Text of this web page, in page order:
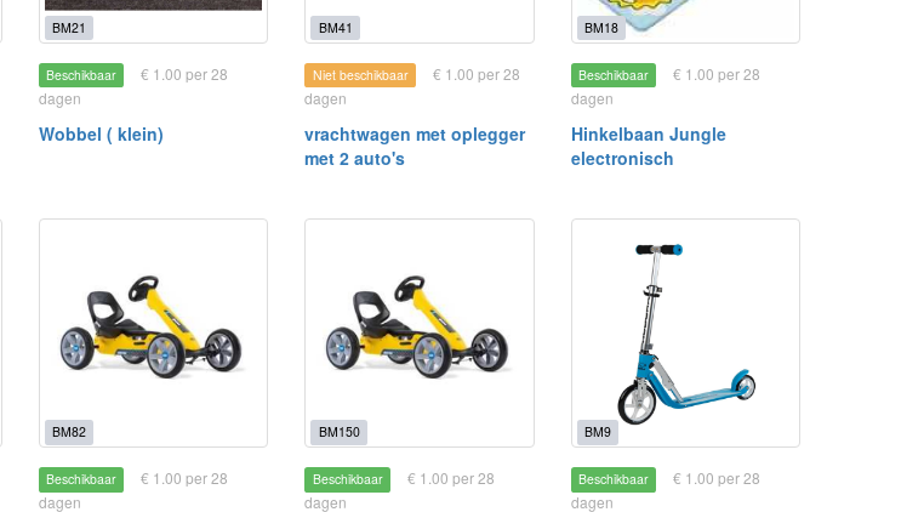
BM21
Beschikbaar
€ 1.00 per 28
dagen
Wobbel ( klein)
BM41
Niet beschikbaar
€ 1.00 per 28
dagen
vrachtwagen met oplegger
met 2 auto's
BM18
Beschikbaar
€ 1.00 per 28
dagen
Hinkelbaan Jungle
electronisch
BM82
Beschikbaar
€ 1.00 per 28
dagen
BM150
Beschikbaar
€ 1.00 per 28
dagen
BM9
Beschikbaar
€ 1.00 per 28
dagen